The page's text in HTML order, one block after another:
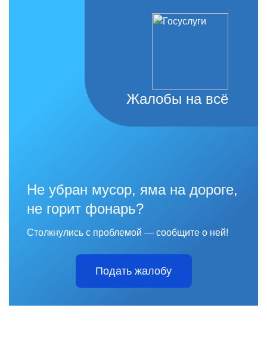
Жалобы на всё
Не убран мусор, яма на дороге,
не горит фонарь?
Столкнулись с проблемой — сообщите о ней!
Подать жалобу